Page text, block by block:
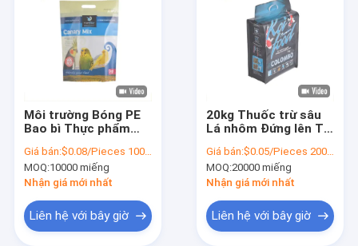
Môi trường Bóng PE
Bao bì Thực phẩm
25kg Túi có dây kéo
đứng
Giá bán:$0.08/Pieces 10000-99999 Pieces
MOQ:10000 miếng
Nhận giá mới nhất
Liên hệ với bây giờ
20kg Thuốc trừ sâu
Lá nhôm Đứng lên Túi
hữu cơ Đáy phẳng
Giá bán:$0.05/Pieces 20000-99999 Pieces
MOQ:20000 miếng
Nhận giá mới nhất
Liên hệ với bây giờ